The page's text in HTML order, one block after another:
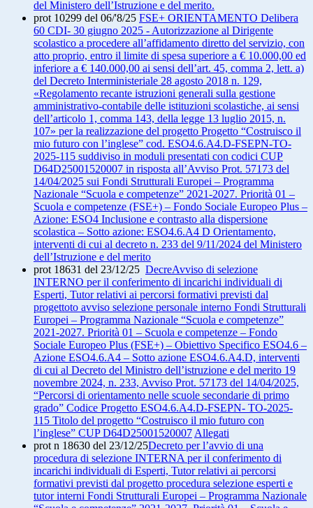
del Ministero dell’Istruzione e del merito.
prot 10299 del 06/'8/25 FSE+ ORIENTAMENTO Delibera
60 CDI- 30 giugno 2025 - Autorizzazione al Dirigente
scolastico a procedere all’affidamento diretto del servizio, con
atto proprio, entro il limite di spesa superiore a € 10.000,00 ed
inferiore a € 140.000,00 ai sensi dell’art. 45, comma 2, lett. a)
del Decreto Interministeriale 28 agosto 2018 n. 129,
«Regolamento recante istruzioni generali sulla gestione
amministrativo-contabile delle istituzioni scolastiche, ai sensi
dell’articolo 1, comma 143, della legge 13 luglio 2015, n.
107» per la realizzazione del progetto Progetto “Costruisco il
mio futuro con l’inglese” cod. ESO4.6.A4.D-FSEPN-TO-
2025-115 suddiviso in moduli presentati con codici CUP
D64D25001520007 in risposta all’Avviso Prot. 57173 del
14/04/2025 sui Fondi Strutturali Europei – Programma
Nazionale “Scuola e competenze” 2021-2027. Priorità 01 –
Scuola e competenze (FSE+) – Fondo Sociale Europeo Plus –
Azione: ESO4 Inclusione e contrasto alla dispersione
scolastica – Sotto azione: ESO4.6.A4 D Orientamento,
interventi di cui al decreto n. 233 del 9/11/2024 del Ministero
dell’Istruzione e del merito
prot 18631 del 23/12/25 DecreAvviso di selezione
INTERNO per il conferimento di incarichi individuali di
Esperti, Tutor relativi ai percorsi formativi previsti dal
progettoto avviso selezione personale interno Fondi Strutturali
Europei – Programma Nazionale “Scuola e competenze”
2021-2027. Priorità 01 – Scuola e competenze – Fondo
Sociale Europeo Plus (FSE+) – Obiettivo Specifico ESO4.6 –
Azione ESO4.6.A4 – Sotto azione ESO4.6.A4.D, interventi
di cui al Decreto del Ministro dell’istruzione e del merito 19
novembre 2024, n. 233, Avviso Prot. 57173 del 14/04/2025,
“Percorsi di orientamento nelle scuole secondarie di primo
grado” Codice Progetto ESO4.6.A4.D-FSEPN- TO-2025-
115 Titolo del progetto “Costruisco il mio futuro con
l’inglese” CUP D64D25001520007 Allegati
prot n 18630 del 23/12/25Decreto per l’avvio di una
procedura di selezione INTERNA per il conferimento di
incarichi individuali di Esperti, Tutor relativi ai percorsi
formativi previsti dal progetto procedura selezione esperti e
tutor interni Fondi Strutturali Europei – Programma Nazionale